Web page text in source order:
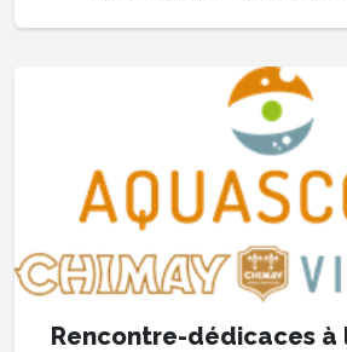
Rencontre-dédicaces à